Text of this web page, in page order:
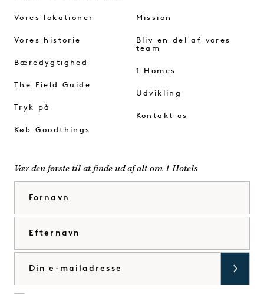
Vores lokationer
Vores historie
Bæredygtighed
The Field Guide
Tryk på
Køb Goodthings
Mission
Bliv en del af vores
team
1 Homes
Udvikling
Kontakt os
Vær den første til at finde ud af alt om 1 Hotels